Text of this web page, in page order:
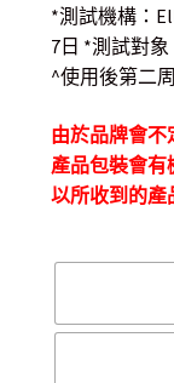
*測試機構：
7日 *測試對
^使用後第二
由於品牌會
產品包裝會
以所收到的產